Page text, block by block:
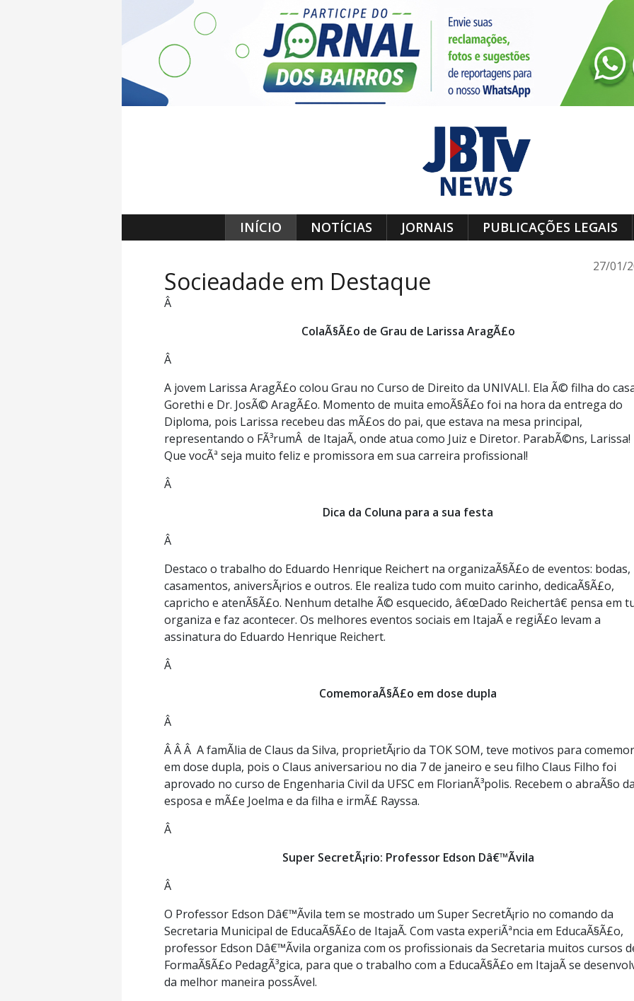
INÍCIO NOTÍCIAS JORNAIS PUBLICAÇÕES LEGAIS
27/01/
Socieadade em Destaque
Â
ColaÃ§Ã£o de Grau de Larissa AragÃ£o
Â
A jovem Larissa AragÃ£o colou Grau no Curso de Direito da UNIVALI. Ela Ã© filha do
Gorethi e Dr. JosÃ© AragÃ£o. Momento de muita emoÃ§Ã£o foi na hora da entrega do
Diploma, pois Larissa recebeu das mÃ£os do pai, que estava na mesa principal,
representando o FÃ³rumÂ de ItajaÃ­, onde atua como Juiz e Diretor. ParabÃ©ns, Larissa!
Que vocÃª seja muito feliz e promissora em sua carreira profissional!
Â
Dica da Coluna para a sua festa
Â
Destaco o trabalho do Eduardo Henrique Reichert na organizaÃ§Ã£o de eventos: bodas,
casamentos, aniversÃ¡rios e outros. Ele realiza tudo com muito carinho, dedicaÃ§Ã£o,
capricho e atenÃ§Ã£o. Nenhum detalhe Ã© esquecido, â€œDado Reichertâ€ pensa em
organiza e faz acontecer. Os melhores eventos sociais em ItajaÃ­ e regiÃ£o levam a
assinatura do Eduardo Henrique Reichert.
Â
ComemoraÃ§Ã£o em dose dupla
Â
Â Â Â A famÃ­lia de Claus da Silva, proprietÃ¡rio da TOK SOM, teve motivos para
em dose dupla, pois o Claus aniversariou no dia 7 de janeiro e seu filho Claus Filho foi
aprovado no curso de Engenharia Civil da UFSC em FlorianÃ³polis. Recebem o abraÃ§o da
esposa e mÃ£e Joelma e da filha e irmÃ£ Rayssa.
Â
Super SecretÃ¡rio: Professor Edson Dâ€™Ãvila
Â
O Professor Edson Dâ€™Ãvila tem se mostrado um Super SecretÃ¡rio no comando da
Secretaria Municipal de EducaÃ§Ã£o de ItajaÃ­. Com vasta experiÃªncia em EducaÃ§Ã£o,
professor Edson Dâ€™Ãvila organiza com os profissionais da Secretaria muitos cursos
FormaÃ§Ã£o PedagÃ³gica, para que o trabalho com a EducaÃ§Ã£o em ItajaÃ­ se
da melhor maneira possÃ­vel.